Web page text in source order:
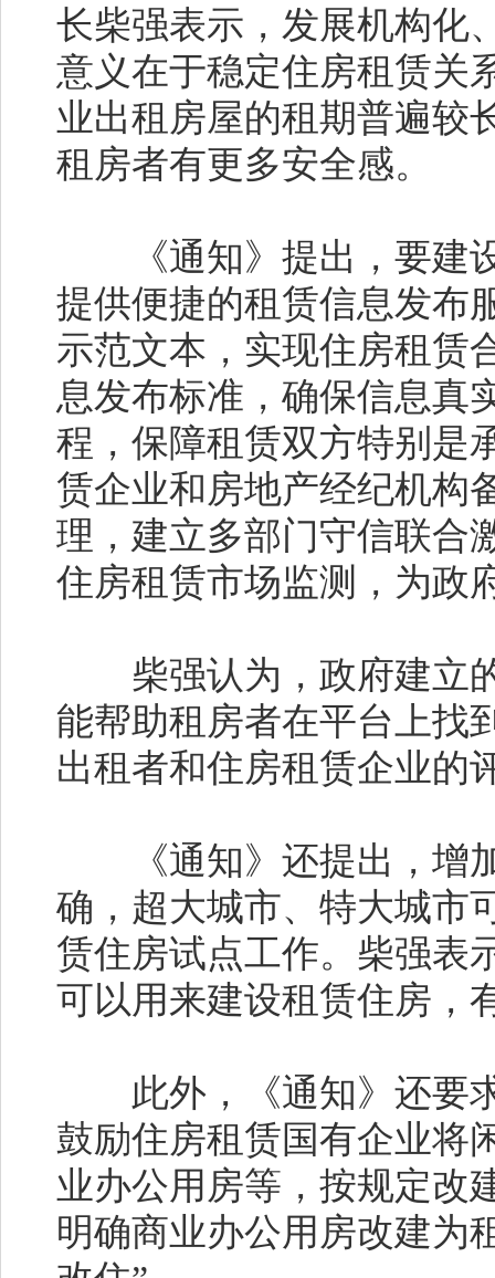
长柴强表示，发展机构化
意义在于稳定住房租赁关
业出租房屋的租期普遍较
租房者有更多安全感。
《通知》提出，要建设
提供便捷的租赁信息发布
示范文本，实现住房租赁
息发布标准，确保信息真
程，保障租赁双方特别是
赁企业和房地产经纪机构
理，建立多部门守信联合
住房租赁市场监测，为政
柴强认为，政府建立的
能帮助租房者在平台上找
出租者和住房租赁企业的
《通知》还提出，增加
确，超大城市、特大城市
赁住房试点工作。柴强表
可以用来建设租赁住房，
此外，《通知》还要求
鼓励住房租赁国有企业将
业办公用房等，按规定改
明确商业办公用房改建为